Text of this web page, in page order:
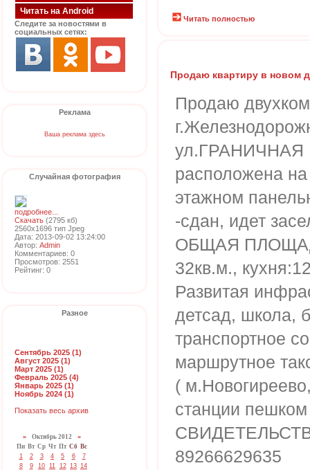
Читать на Android
Следите за новостями в
социальных сетях:
Реклама
Ваша реклама здесь
Случайная фотография
подробнее...
Скачать (2795 кб)
2560x1696 тип Jpeg
Дата: 2013-09-02 13:24:00
Автор: Admin
Комментариев: 0
Просмотров: 2551
Рейтинг: 0
Разное
Сентябрь 2025 (1)
Август 2025 (1)
Март 2025 (1)
Февраль 2025 (4)
Январь 2025 (1)
Ноябрь 2024 (1)
Показать весь архив
« Октябрь 2012 »
Пн Вт Ср Чт Пт Сб Вс
1
2 3 4 5 6
7
8
9 10 11 12 13 14
Читать полностью
Продаю квартиру в новом
Продаю
ул.ГРАНИЧНАЯ
расположена
этажном
-сдан, идет
ОБЩАЯ
32кв.м.,
Развитая
детсад, школа,
транспортное
маршрутное
(
станции
89266629635